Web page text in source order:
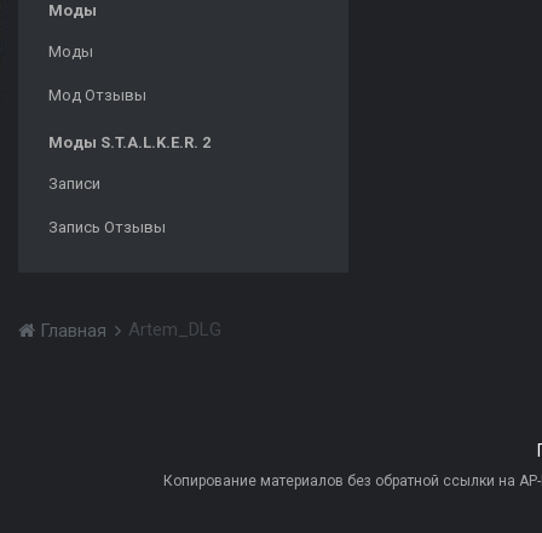
Моды
Моды
Мод Отзывы
Моды S.T.A.L.K.E.R. 2
Записи
Запись Отзывы
Главная Artem_DLG
Копирование материалов без обратной ссылки на